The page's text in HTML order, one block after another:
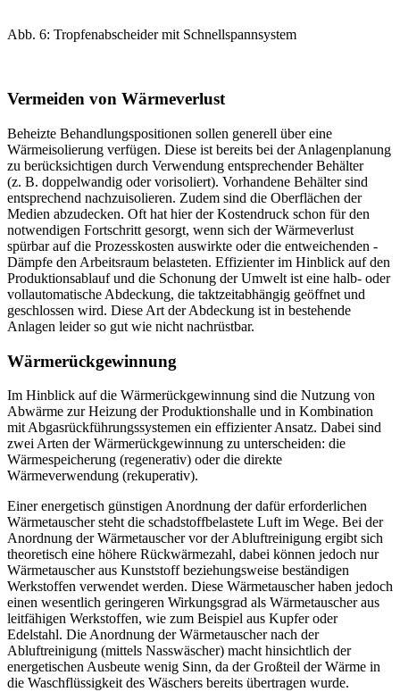
Abb. 6: Tropfenabscheider mit Schnellspannsystem
Vermeiden von Wärmeverlust
Beheizte Behandlungspositionen sollen generell über eine
Wärmeisolierung verfügen. Diese ist bereits bei der Anlagenplanung
zu berücksichtigen durch Verwendung entsprechender Behälter
(z. B. doppelwandig oder vorisoliert). Vorhandene Behälter sind
entsprechend nachzuisolieren. Zudem sind die Oberflächen der
Medien abzudecken. Oft hat hier der Kostendruck schon für den
notwendigen Fortschritt gesorgt, wenn sich der Wärmeverlust
spürbar auf die Prozesskosten auswirkte oder die entweichenden ­
Dämpfe den Arbeitsraum belasteten. Effizienter im Hinblick auf den
Produktionsablauf und die Schonung der Umwelt ist eine halb- oder
vollautomatische Abdeckung, die taktzeitabhängig geöffnet und
geschlossen wird. Diese Art der Abdeckung ist in bestehende
Anlagen leider so gut wie nicht nachrüstbar.
Wärmerückgewinnung
Im Hinblick auf die Wärmerückgewinnung sind die Nutzung von
Abwärme zur Heizung der Produktionshalle und in Kombination
mit Abgasrückführungssystemen ein effizienter Ansatz. Dabei sind
zwei Arten der Wärmerückgewinnung zu unterscheiden: die
Wärmespeicherung (regenerativ) oder die direkte
Wärmeverwendung (rekuperativ).
Einer energetisch günstigen Anordnung der dafür erforderlichen
Wärmetauscher steht die schadstoffbelastete Luft im Wege. Bei der
Anordnung der Wärmetauscher vor der Abluftreinigung ergibt sich
theoretisch eine höhere Rückwärmezahl, dabei können jedoch nur
Wärmetauscher aus Kunststoff beziehungsweise beständigen
Werkstoffen verwendet werden. Diese Wärmetauscher haben jedoch
einen wesentlich geringeren Wirkungsgrad als Wärmetauscher aus
leitfähigen Werkstoffen, wie zum Beispiel aus Kupfer oder
Edelstahl. Die Anordnung der Wärmetauscher nach der
Abluftreinigung (mittels Nasswäscher) macht hinsichtlich der
energetischen Ausbeute wenig Sinn, da der Großteil der Wärme in
die Waschflüssigkeit des Wäschers bereits übertragen wurde.